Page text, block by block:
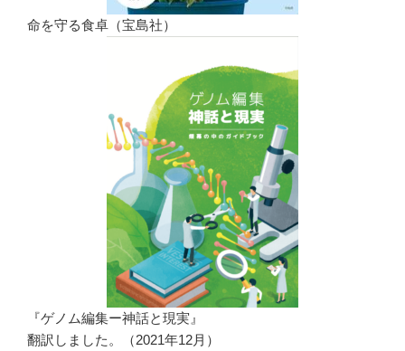
命を守る食卓（宝島社）
『ゲノム編集ー神話と現実』
翻訳しました。（2021年12月）